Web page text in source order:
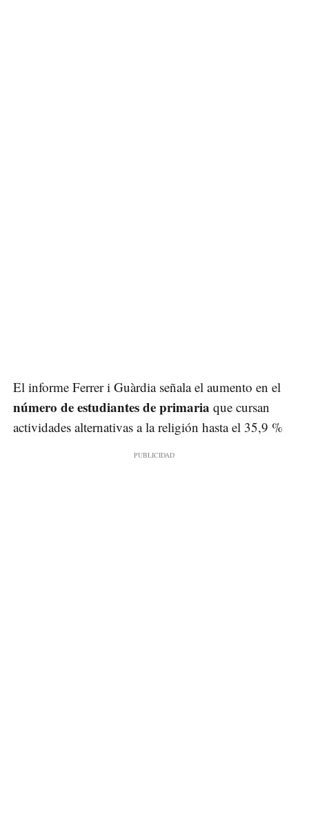
El informe Ferrer i Guàrdia señala el aumento en el
número de estudiantes de primaria que cursan
actividades alternativas a la religión hasta el 35,9 %